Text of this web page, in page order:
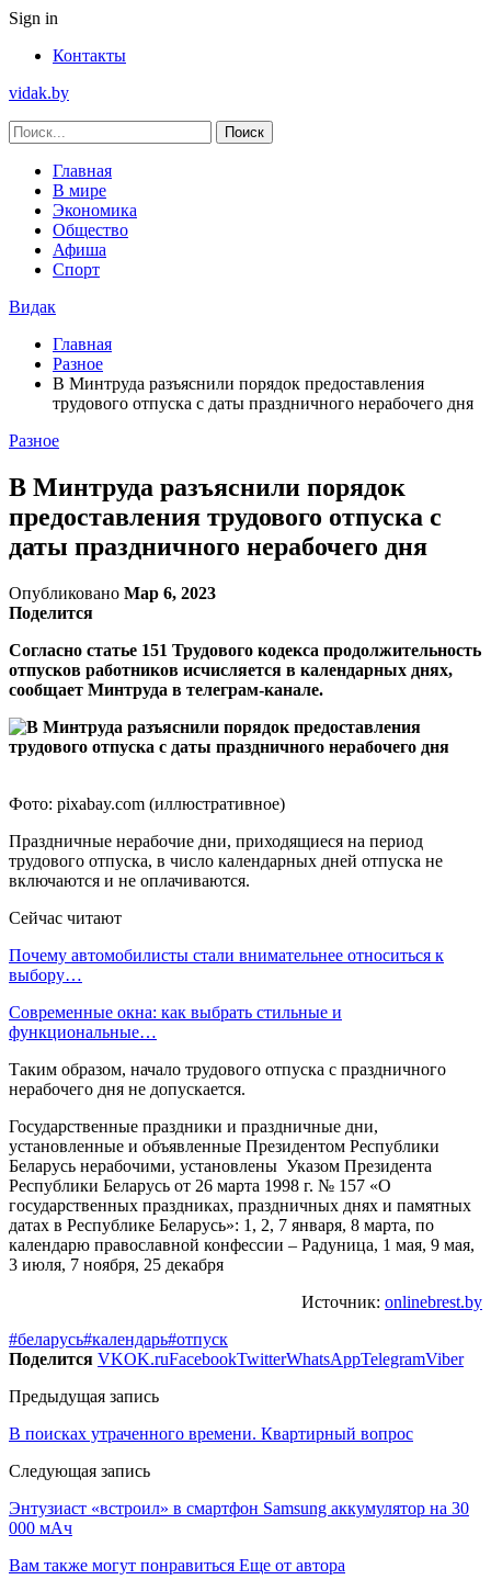
Sign in
Контакты
vidak.by
Главная
В мире
Экономика
Общество
Афиша
Спорт
Видак
Главная
Разное
В Минтруда разъяснили порядок предоставления
трудового отпуска с даты праздничного нерабочего дня
Разное
В Минтруда разъяснили порядок
предоставления трудового отпуска с
даты праздничного нерабочего дня
Опубликовано Мар 6, 2023
Поделится
Согласно статье 151 Трудового кодекса продолжительность
отпусков работников исчисляется в календарных днях,
сообщает Минтруда в телеграм-канале.
Фото: pixabay.com (иллюстративное)
Праздничные нерабочие дни, приходящиеся на период
трудового отпуска, в число календарных дней отпуска не
включаются и не оплачиваются.
Сейчас читают
Почему автомобилисты стали внимательнее относиться к
выбору…
Современные окна: как выбрать стильные и
функциональные…
Таким образом, начало трудового отпуска с праздничного
нерабочего дня не допускается.
Государственные праздники и праздничные дни,
установленные и объявленные Президентом Республики
Беларусь нерабочими, установлены Указом Президента
Республики Беларусь от 26 марта 1998 г. № 157 «О
государственных праздниках, праздничных днях и памятных
датах в Республике Беларусь»: 1, 2, 7 января, 8 марта, по
календарю православной конфессии – Радуница, 1 мая, 9 мая,
3 июля, 7 ноября, 25 декабря
Источник: onlinebrest.by
#беларусь#календарь#отпуск
Поделится VKOK.ruFacebookTwitterWhatsAppTelegramViber
Предыдущая запись
В поисках утраченного времени. Квартирный вопрос
Следующая запись
Энтузиаст «встроил» в смартфон Samsung аккумулятор на 30
000 мАч
Вам также могут понравиться Еще от автора